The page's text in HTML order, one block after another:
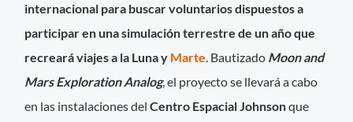
internacional para buscar voluntarios dispuestos a
participar en una simulación terrestre de un año que
recreará viajes a la Luna y Marte. Bautizado Moon and
Mars Exploration Analog, el proyecto se llevará a cabo
en las instalaciones del Centro Espacial Johnsonque